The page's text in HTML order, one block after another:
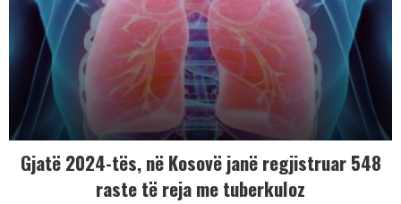
Gjatë 2024-tës, në Kosovë janë regjistruar 548
raste të reja me tuberkuloz